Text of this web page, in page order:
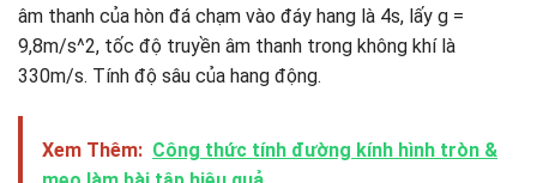
âm thanh của hòn đá chạm vào đáy hang là 4s, lấy g =
9,8m/s^2, tốc độ truyền âm thanh trong không khí là
330m/s. Tính độ sâu của hang động.
Xem Thêm: Công thức tính đường kính hình tròn &